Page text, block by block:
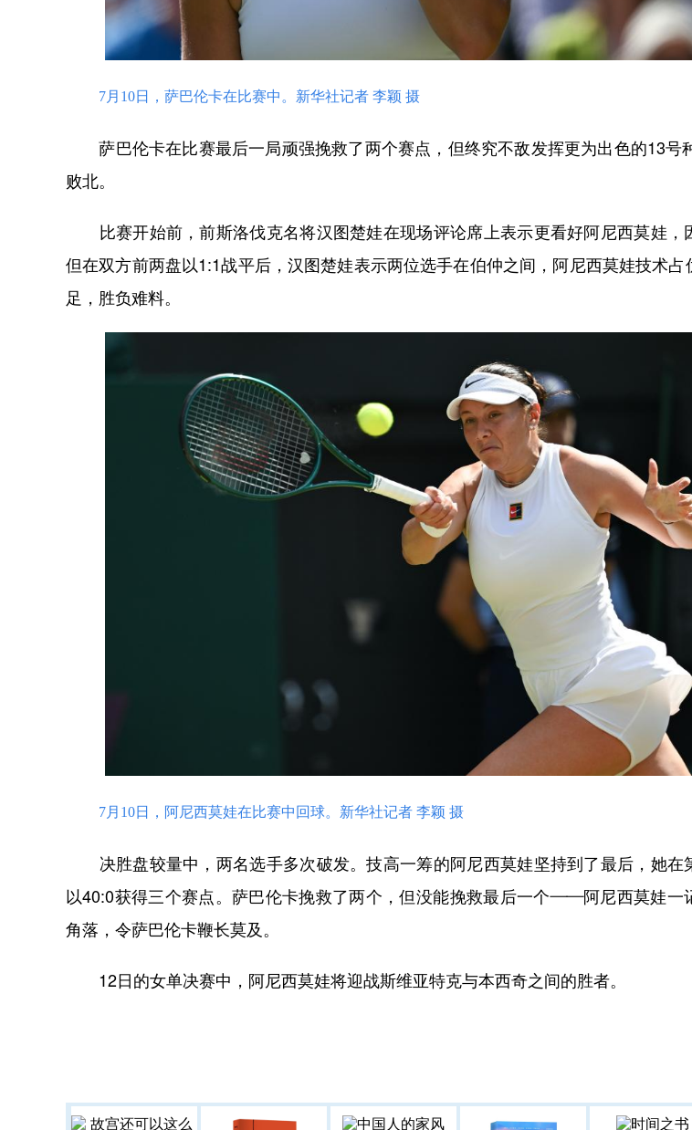
7月10日，萨巴伦卡在比赛中。新华社记者 李颖 摄
萨巴伦卡在比赛最后一局顽强挽救了两个赛点，但终究不敌发挥更为出色的13号
败北。
比赛开始前，前斯洛伐克名将汉图楚娃在现场评论席上表示更看好阿尼西莫娃，
但在双方前两盘以1:1战平后，汉图楚娃表示两位选手在伯仲之间，阿尼西莫娃技术占
足，胜负难料。
7月10日，阿尼西莫娃在比赛中回球。新华社记者 李颖 摄
决胜盘较量中，两名选手多次破发。技高一筹的阿尼西莫娃坚持到了最后，她在
以40:0获得三个赛点。萨巴伦卡挽救了两个，但没能挽救最后一个——阿尼西莫娃一
角落，令萨巴伦卡鞭长莫及。
12日的女单决赛中，阿尼西莫娃将迎战斯维亚特克与本西奇之间的胜者。